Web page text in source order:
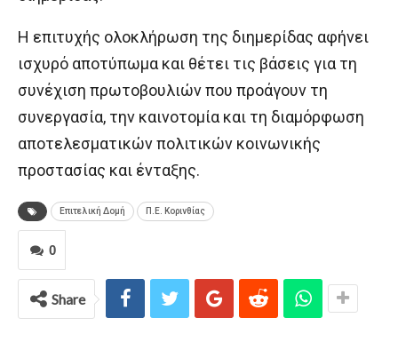
Η επιτυχής ολοκλήρωση της διημερίδας αφήνει
ισχυρό αποτύπωμα και θέτει τις βάσεις για τη
συνέχιση πρωτοβουλιών που προάγουν τη
συνεργασία, την καινοτομία και τη διαμόρφωση
αποτελεσματικών πολιτικών κοινωνικής
προστασίας και ένταξης.
Επιτελική Δομή Π.Ε. Κορινθίας
0
Share